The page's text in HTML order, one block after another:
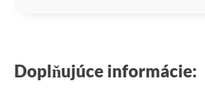
Doplňujúce informácie: